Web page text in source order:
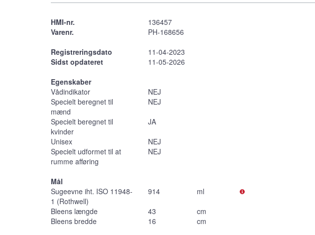
HMI-nr.
136457
Varenr.
PH-168656
Registreringsdato
11-04-2023
Sidst opdateret
11-05-2026
Egenskaber
Vådindikator
NEJ
Specielt beregnet til
mænd
NEJ
Specielt beregnet til
kvinder
JA
Unisex
NEJ
Specielt udformet til at
rumme afføring
NEJ
Mål
Sugeevne iht. ISO 11948-
1 (Rothwell)
914
ml
Bleens længde
43
cm
Bleens bredde
16
cm